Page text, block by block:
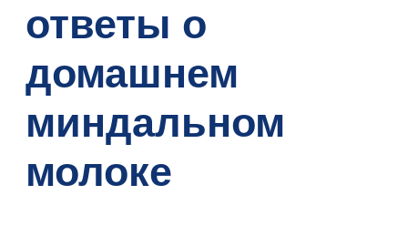
ответы о
домашнем
миндальном
молоке